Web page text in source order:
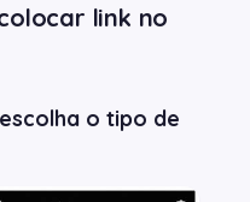
link no
o tipo de